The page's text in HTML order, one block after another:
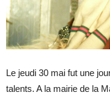
Le jeudi 30 mai fut une
talents. A la mairie de la